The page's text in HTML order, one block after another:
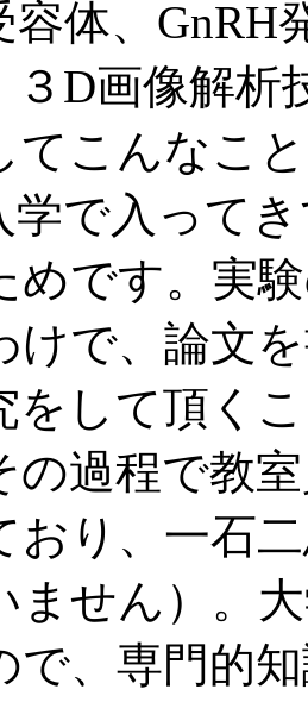
容体、GnRH
３D画像解
てこんなこ
学で入って
めです。実
けで、論文
をして頂く
の過程で教
おり、一石
ません）。
で、専門的